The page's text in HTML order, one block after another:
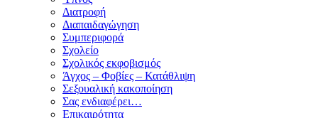
Διατροφή
Διαπαιδαγώγηση
Συμπεριφορά
Σχολείο
Σχολικός εκφοβισμός
Άγχος – Φοβίες – Κατάθλιψη
Σεξουαλική κακοποίηση
Σας ενδιαφέρει…
Επικαιρότητα